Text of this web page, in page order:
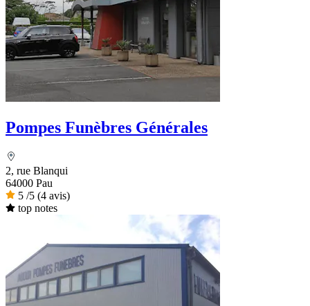
Pompes Funèbres Générales
2, rue Blanqui
64000 Pau
5 /5 (4 avis)
top notes